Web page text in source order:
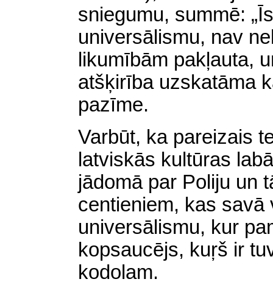
sniegumu, summē:
universālismu, nav
likumībām pakļauta,
atšķirība uzskatāma
pazīme.
Varbūt, ka pareizais
latviskās kultūras
jādomā par Poliju un
centieniem, kas
universālismu, kur
kopsaucējs, kuŗš ir
kodolam.